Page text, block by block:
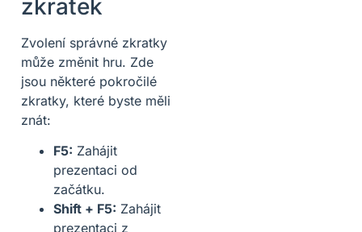
zkratek
Zvolení správné zkratky
může změnit hru. Zde
jsou některé pokročilé
zkratky, které byste měli
znát:
F5: Zahájit
prezentaci od
začátku.
Shift + F5: Zahájit
prezentaci z